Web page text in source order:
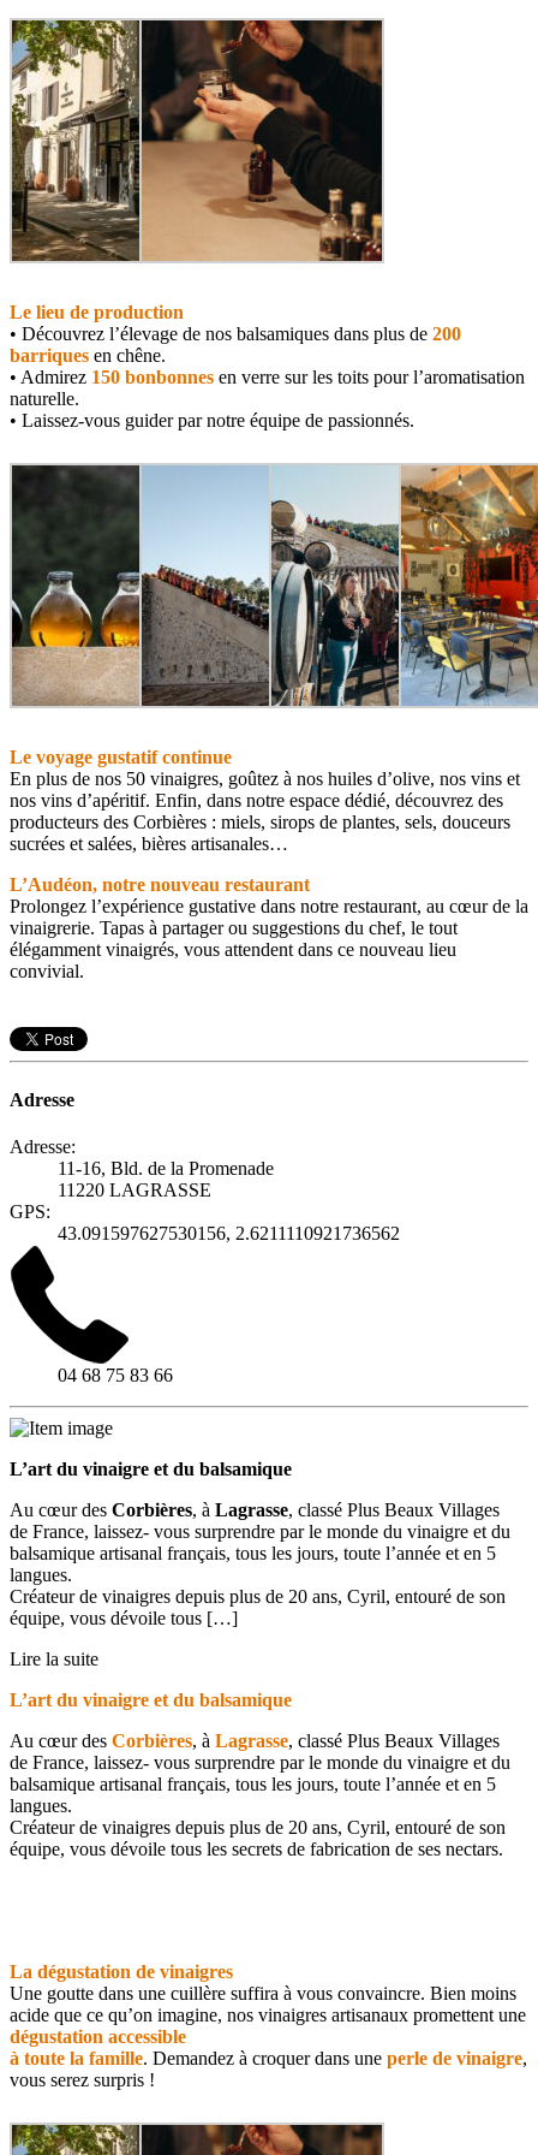
Le lieu de production
• Découvrez l’élevage de nos balsamiques dans plus de 200
barriques en chêne.
• Admirez 150 bonbonnes en verre sur les toits pour l’aromatisation
naturelle.
• Laissez-vous guider par notre équipe de passionnés.
Le voyage gustatif continue
En plus de nos 50 vinaigres, goûtez à nos huiles d’olive, nos vins et
nos vins d’apéritif. Enfin, dans notre espace dédié, découvrez des
producteurs des Corbières : miels, sirops de plantes, sels, douceurs
sucrées et salées, bières artisanales…
L’Audéon, notre nouveau restaurant
Prolongez l’expérience gustative dans notre restaurant, au cœur de la
vinaigrerie. Tapas à partager ou suggestions du chef, le tout
élégamment vinaigrés, vous attendent dans ce nouveau lieu
convivial.
Adresse
Adresse:
11-16, Bld. de la Promenade
11220 LAGRASSE
GPS:
43.091597627530156, 2.6211110921736562
04 68 75 83 66
L’art du vinaigre et du balsamique
Au cœur des Corbières, à Lagrasse, classé Plus Beaux Villages
de France, laissez- vous surprendre par le monde du vinaigre et du
balsamique artisanal français, tous les jours, toute l’année et en 5
langues.
Créateur de vinaigres depuis plus de 20 ans, Cyril, entouré de son
équipe, vous dévoile tous […]
Lire la suite
L’art du vinaigre et du balsamique
Au cœur des Corbières, à Lagrasse, classé Plus Beaux Villages
de France, laissez- vous surprendre par le monde du vinaigre et du
balsamique artisanal français, tous les jours, toute l’année et en 5
langues.
Créateur de vinaigres depuis plus de 20 ans, Cyril, entouré de son
équipe, vous dévoile tous les secrets de fabrication de ses nectars.
La dégustation de vinaigres
Une goutte dans une cuillère suffira à vous convaincre. Bien moins
acide que ce qu’on imagine, nos vinaigres artisanaux promettent une
dégustation accessible
à toute la famille. Demandez à croquer dans une perle de vinaigre,
vous serez surpris !